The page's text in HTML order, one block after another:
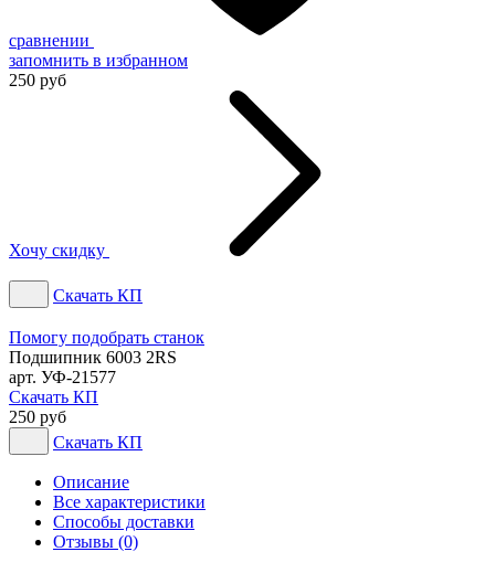
сравнении
запомнить в избранном
250 руб
Хочу скидку
Скачать КП
Помогу подобрать станок
Подшипник 6003 2RS
арт. УФ-21577
Скачать КП
250 руб
Скачать КП
Описание
Все характеристики
Способы доставки
Отзывы (0)